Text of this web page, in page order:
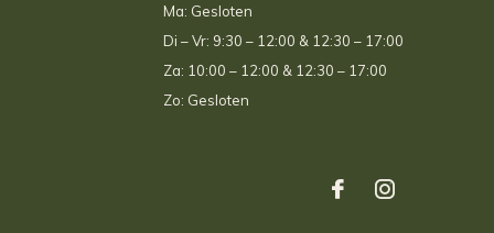
Ma: Gesloten
Di – Vr: 9:30 – 12:00 & 12:30 – 17:00
Za: 10:00 – 12:00 & 12:30 – 17:00
Zo: Gesloten